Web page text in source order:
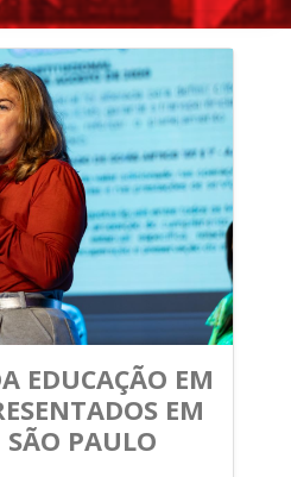
EDUCAÇÃO EM
EM
PAULO